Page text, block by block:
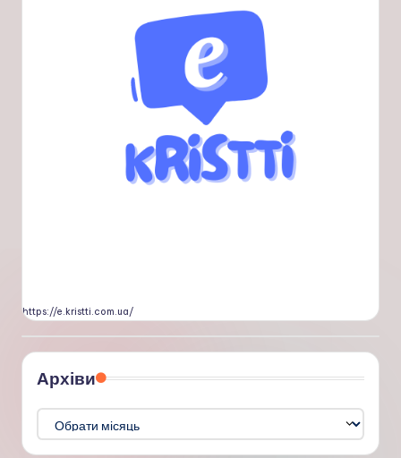
https://e.kristti.com.ua/
Архіви
Архіви